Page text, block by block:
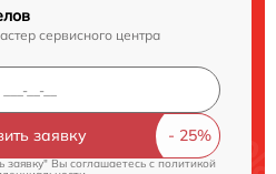
сервисного центра
заявку
заявку" Вы соглашаетесь cполитикой